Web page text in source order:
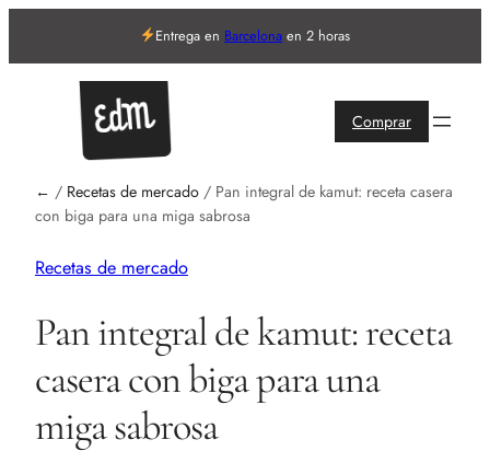
Entrega en Barcelona en 2 horas
Comprar
← / Recetas de mercado / Pan integral de kamut: receta casera
con biga para una miga sabrosa
Recetas de mercado
Pan integral de kamut: receta
casera con biga para una
miga sabrosa